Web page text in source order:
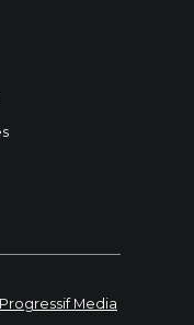
Progressif Media